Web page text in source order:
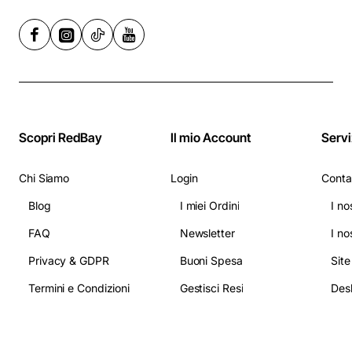
Scopri RedBay
Chi Siamo
Blog
FAQ
Privacy & GDPR
Termini e Condizioni
Il mio Account
Login
I miei Ordini
Newsletter
Buoni Spesa
Gestisci Resi
I
I